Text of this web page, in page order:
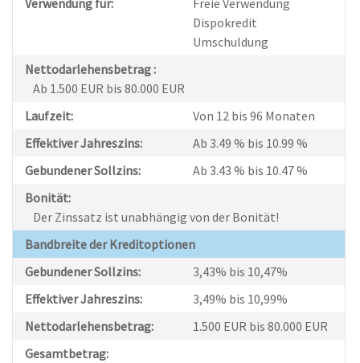
Verwendung für:
Freie Verwendung
Dispokredit
Umschuldung
Nettodarlehensbetrag :
Ab 1.500 EUR bis 80.000 EUR
Laufzeit:
Von 12 bis 96 Monaten
Effektiver Jahreszins:
Ab 3.49 % bis 10.99 %
Gebundener Sollzins:
Ab 3.43 % bis 10.47 %
Bonität:
Der Zinssatz ist unabhängig von der Bonität!
Bandbreite der Kreditoptionen
Gebundener Sollzins:
3,43% bis 10,47%
Effektiver Jahreszins:
3,49% bis 10,99%
Nettodarlehensbetrag:
1.500 EUR bis 80.000 EUR
Gesamtbetrag: